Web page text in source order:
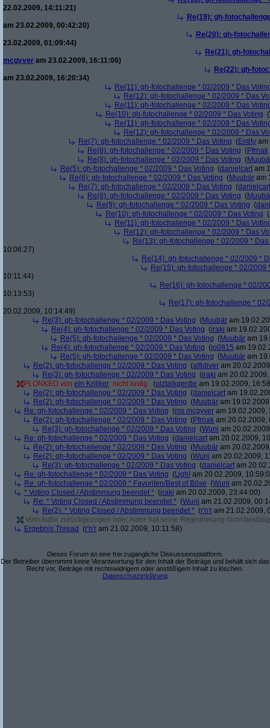
22.02.2009, 14:11:21)
Re(19): gh-
am 23.02.2009, 00:42:20)
Re(20): gh-
23.02.2009, 01:09:44)
Re(21): gh-
mcgyver am 23.02.2009, 16:11:06)
Re(22): gh-
am 23.02.2009, 16:20:34)
Re(11): gh-fotochallenge * 02/2009 * Das
Re(12): gh-fotochallenge * 02/2009 * Das
Re(11): gh-fotochallenge * 02/2009 * Das
Re(10): gh-fotochallenge * 02/2009 * Das Voting (
Re(11): gh-fotochallenge * 02/2009 * Das
Re(12): gh-fotochallenge * 02/2009 * Das
Re(7): gh-fotochallenge * 02/2009 * Das Voting (Entity am
Re(8): gh-fotochallenge * 02/2009 * Das Voting (Pfrnak
Re(8): gh-fotochallenge * 02/2009 * Das Voting (
Re(5): gh-fotochallenge * 02/2009 * Das Voting (danielcart am
Re(6): gh-fotochallenge * 02/2009 * Das Voting (Muubär am
Re(7): gh-fotochallenge * 02/2009 * Das Voting (danielcart
Re(8): gh-fotochallenge * 02/2009 * Das Voting (
Re(9): gh-fotochallenge * 02/2009 * Das Voting (
Re(10): gh-fotochallenge * 02/2009 * Das Voting (
Re(11): gh-fotochallenge * 02/2009 * Das
Re(12): gh-fotochallenge * 02/2009 * Das
Re(13): gh-fotochallenge * 02/2009 * Das
10:06:27)
Re(14): gh-fotochallenge * 02/2009 *
Re(15): gh-fotochallenge * 02/2009
10:11:44)
Re(16): gh-fotochallenge * 02/
10:13:53)
Re(17): gh-fotochallenge *
20.02.2009, 10:14:49)
Re(3): gh-fotochallenge * 02/2009 * Das Voting (Muubär am
Re(4): gh-fotochallenge * 02/2009 * Das Voting (iraki am
Re(5): gh-fotochallenge * 02/2009 * Das Voting (Muubär am
Re(4): gh-fotochallenge * 02/2009 * Das Voting (jo0815 am
Re(5): gh-fotochallenge * 02/2009 * Das Voting (Muubär am
Re(2): gh-fotochallenge * 02/2009 * Das Voting (alfidiver am
Re(3): gh-fotochallenge * 02/2009 * Das Voting (iraki am
PLONKED von ein Kritiker: nicht lustig (plztalkgentle am 19.02.2009,
Re(2): gh-fotochallenge * 02/2009 * Das Voting (danielcart am
Re(2): gh-fotochallenge * 02/2009 * Das Voting (Muubär am
Re: gh-fotochallenge * 02/2009 * Das Voting (ms mcgyver am 19.02.2009,
Re(2): gh-fotochallenge * 02/2009 * Das Voting (Pfrnak am 20.02.2009,
Re(3): gh-fotochallenge * 02/2009 * Das Voting (Wuni am
Re: gh-fotochallenge * 02/2009 * Das Voting (danielcart am 20.02.2009,
Re(2): gh-fotochallenge * 02/2009 * Das Voting (Muubär am
Re(2): gh-fotochallenge * 02/2009 * Das Voting (Wuni am 20.02.2009,
Re(3): gh-fotochallenge * 02/2009 * Das Voting (danielcart am
Re: gh-fotochallenge * 02/2009 * Das Voting (Ugh! am 20.02.2009,
Re: gh-fotochallenge * 02/2009 * Favoriten/Best of Böse (Wuni am
* Voting Closed / Abstimmung beendet * (iraki am 20.02.2009, 23:44:00)
Re: * Voting Closed / Abstimmung beendet * (Wuni am 21.02.2009,
Re(2): * Voting Closed / Abstimmung beendet * (r'n'r am 21.02.2009,
Vom Autor zurückgezogen oder Autor hat seine Registrierung nicht
Ergebnis Thread (r'n'r am 21.02.2009, 10:11:58)
Dieses Forum ist eine frei zugängliche Diskussionsplattform.
Der Betreiber übernimmt keine Verantwortung für den Inhalt der Beiträge und behält sich das
Recht vor, Beiträge mit rechtswidrigem oder anstößigem Inhalt zu löschen.
Datenschutzerklärung